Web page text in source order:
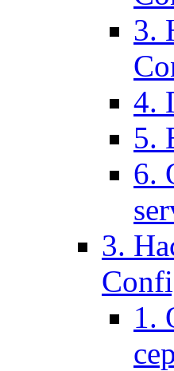
3.
4.
5.
6.
3.
1.